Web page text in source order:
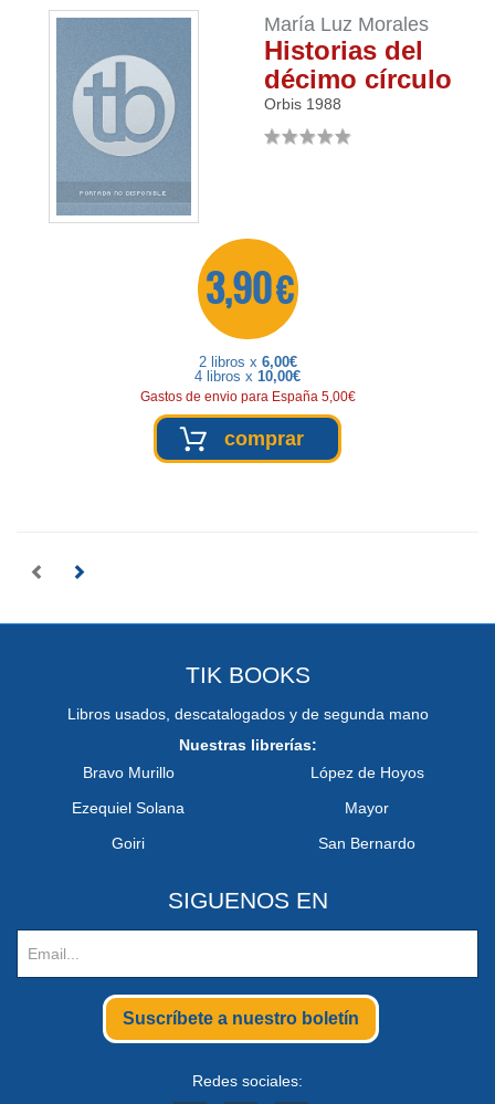
María Luz Morales
Historias del
décimo círculo
Orbis 1988
3,90 €
2 libros x 6,00€
4 libros x 10,00€
Gastos de envio para España 5,00€
comprar
TIK BOOKS
Libros usados, descatalogados y de segunda mano
Nuestras librerías:
Bravo Murillo
Ezequiel Solana
Goiri
López de Hoyos
Mayor
San Bernardo
SIGUENOS EN
Suscríbete a nuestro boletín
Redes sociales: